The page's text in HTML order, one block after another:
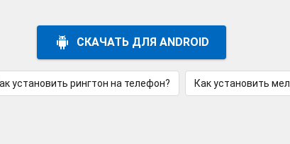
СКАЧАТЬ ДЛЯ ANDROID
установить рингтон на телефон? Как установить